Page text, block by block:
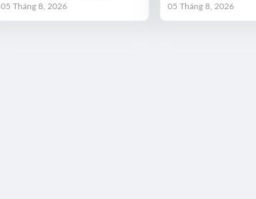
05 Tháng 8, 2026 05 Tháng 8, 2026